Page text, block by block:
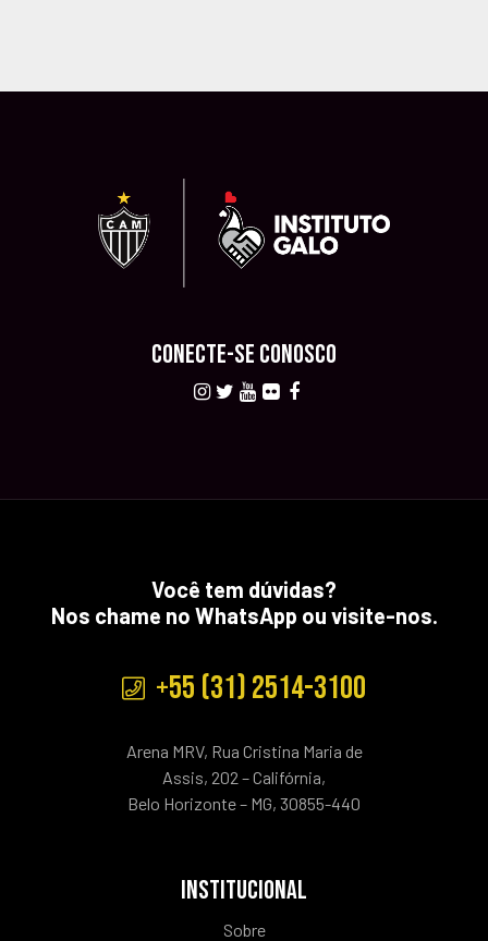
CONECTE-SE CONOSCO
Você tem dúvidas?
Nos chame no WhatsApp ou visite-nos.
+55 (31) 2514-3100
Arena MRV, Rua Cristina Maria de
Assis, 202 – Califórnia,
Belo Horizonte – MG, 30855-440
INSTITUCIONAL
Sobre